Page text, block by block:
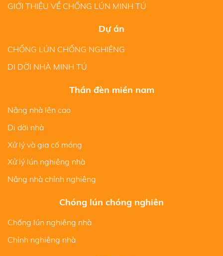
GIỚI THIỆU VỀ CHỐNG LÚN MINH TÚ
Dự án
CHỐNG LÚN CHỐNG NGHIÊNG
DI DỜI NHÀ MINH TÚ
Thần đèn miền nam
Nâng nhà lên cao
Di dời nhà
Xử lý và gia cố móng
Xử lý lún nghiêng nhà
Nâng nhà chỉnh nghiêng
Chóng lún chóng nghiên
Chống lún nghiêng nhà
Chỉnh nghiêng nhà